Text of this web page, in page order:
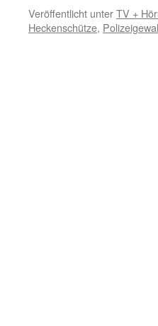
Veröffentlicht unterTV +
Heckenschütze,